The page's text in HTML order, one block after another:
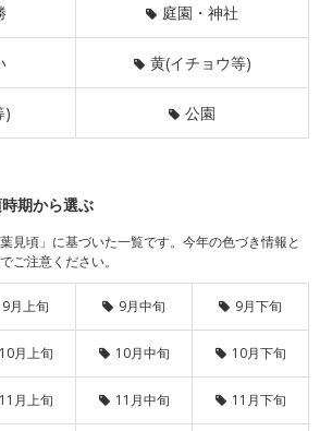
庭園・神社
黄(イチョウ等)
) 公園
時期から選ぶ
見頃」に基づいた一覧です。今年の色づき情報と
ご注意ください。
9月上旬 9月中旬 9月下旬
10月上旬 10月中旬 10月下旬
11月上旬 11月中旬 11月下旬